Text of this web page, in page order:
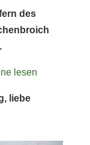
des
lesen
liebe